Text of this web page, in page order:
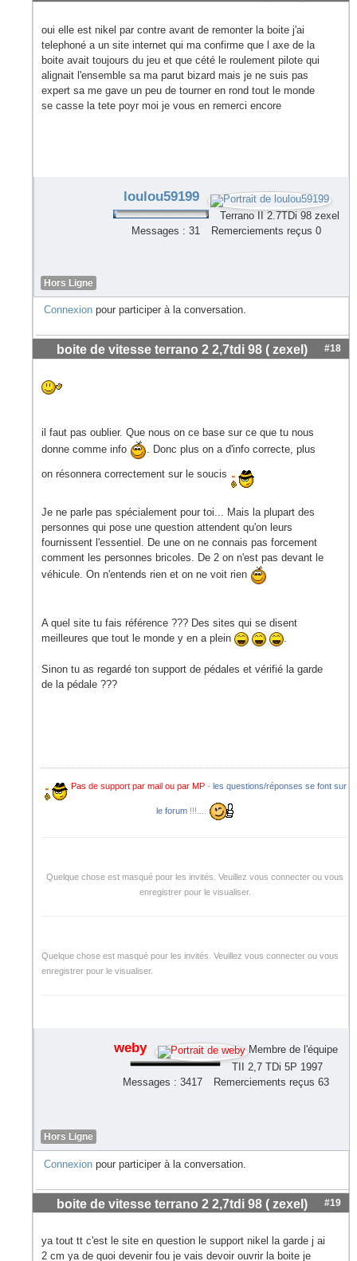
oui elle est nikel par contre avant de remonter la boite j'ai
telephoné a un site internet qui ma confirme que l axe de la
boite avait toujours du jeu et que cété le roulement pilote qui
alignait l'ensemble sa ma parut bizard mais je ne suis pas
expert sa me gave un peu de tourner en rond tout le monde
se casse la tete poyr moi je vous en remerci encore
loulou59199
Terrano II 2.7TDi 98 zexel
Messages : 31
Remerciements reçus 0
Hors Ligne
Connexion pour participer à la conversation.
boite de vitesse terrano 2 2,7tdi 98 ( zexel) #18
il faut pas oublier. Que nous on ce base sur ce que tu nous
donne comme info
. Donc plus on a d'info correcte, plus
on résonnera correctement sur le soucis
Je ne parle pas spécialement pour toi... Mais la plupart des
personnes qui pose une question attendent qu'on leurs
fournissent l'essentiel. De une on ne connais pas forcement
comment les personnes bricoles. De 2 on n'est pas devant le
véhicule. On n'entends rien et on ne voit rien
A quel site tu fais référence ??? Des sites qui se disent
meilleures que tout le monde y en a plein
.
Sinon tu as regardé ton support de pédales et vérifié la garde
de la pédale ???
Pas de support par mail ou par MP- les questions/réponses se font sur
le forum!!!....
Quelque chose est masqué pour les invités. Veuillez vous connecter ou vous
enregistrer pour le visualiser.
Quelque chose est masqué pour les invités. Veuillez vous connecter ou vous
enregistrer pour le visualiser.
weby
Membre de l'équipe
TII 2,7 TDi 5P 1997
Messages : 3417
Remerciements reçus 63
Hors Ligne
Connexion pour participer à la conversation.
boite de vitesse terrano 2 2,7tdi 98 ( zexel) #19
ya tout tt c'est le site en question le support nikel la garde j ai
2 cm ya de quoi devenir fou je vais devoir ouvrir la boite je